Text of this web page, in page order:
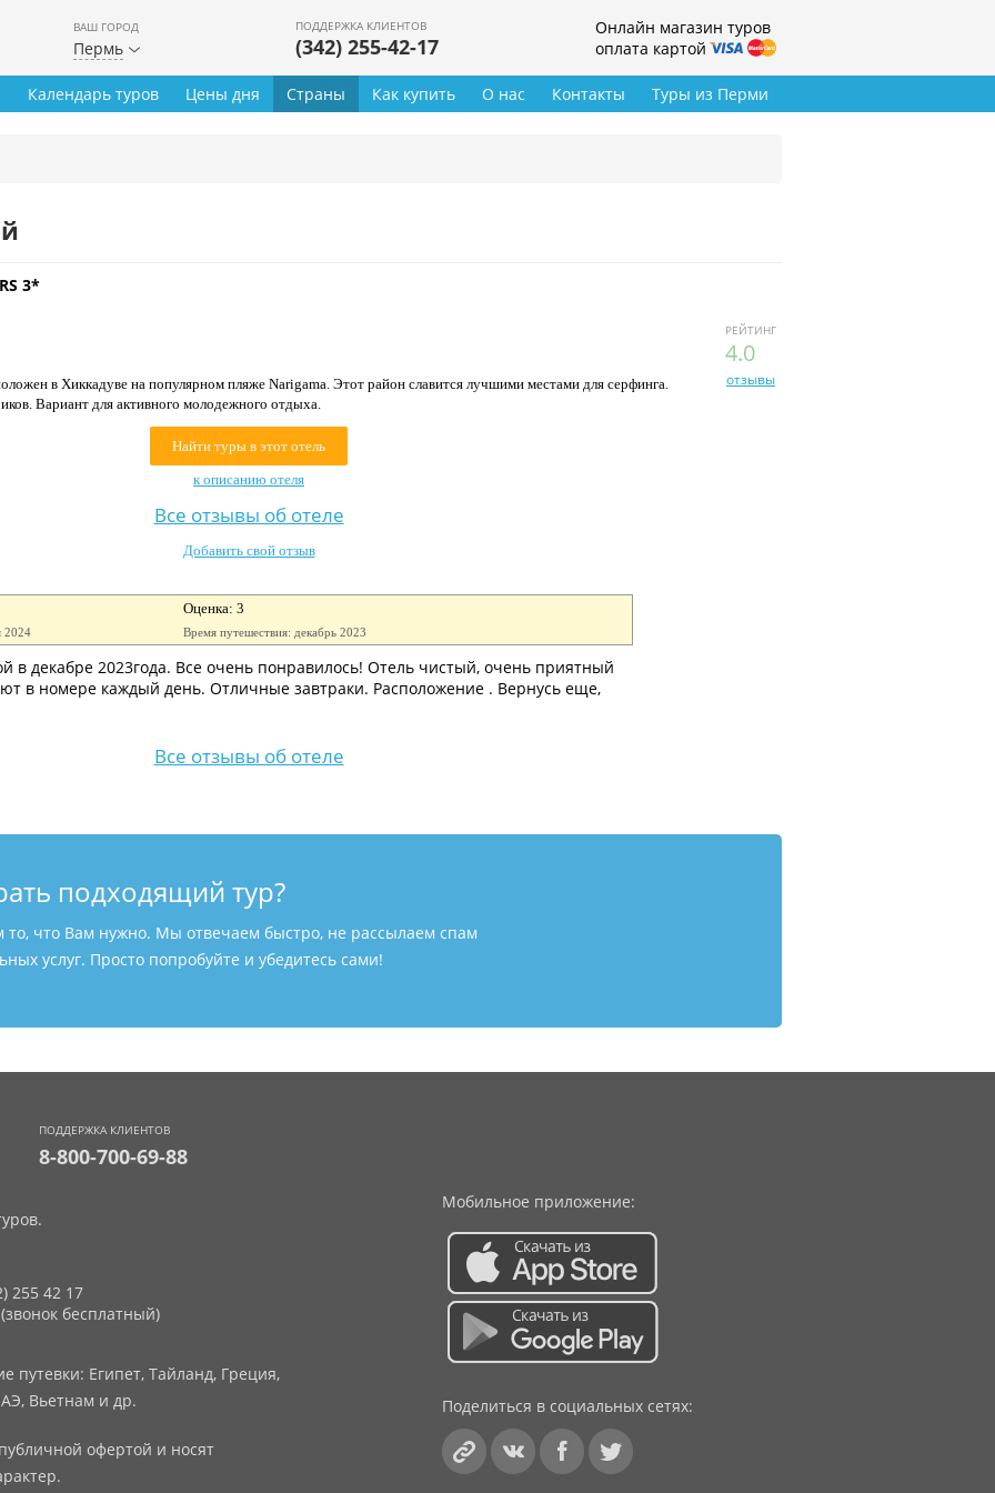
ВАШ ГОРОД
Пермь
ПОДДЕРЖКА КЛИЕНТОВ
(342) 255-42-17
Онлайн магазин туров
оплата картой
Туры из Перми
Календарь туров Цены дня Страны Как купить О нас Контакты
3*
РЕЙТИНГ
4.0
отзывы
в Хиккадуве на популярном пляже Narigama. Этот район славится лучшими местами для серфинга.
Вариант для активного молодежного отдыха.
Найти туры в этот отель
к описанию отеля
Все отзывы об отеле
Добавить свой отзыв
Оценка: 3
2024 Время путешествия: декабрь 2023
в декабре 2023года. Все очень понравилось! Отель чистый, очень приятный
в номере каждый день. Отличные завтраки. Расположение . Вернусь еще,
Все отзывы об отеле
подходящий тур?
то, что Вам нужно. Мы отвечаем быстро, не рассылаем спам
услуг. Просто попробуйте и убедитесь сами!
ПОДДЕРЖКА КЛИЕНТОВ
8-800-700-69-88
255 42 17
бесплатный)
путевки: Египет, Тайланд, Греция,
Вьетнам и др.
офертой и носят
Мобильное приложение:
Поделиться в социальных сетях: